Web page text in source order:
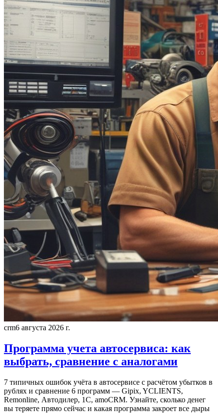
crm6 августа 2026 г.
Программа учета автосервиса: как
выбрать, сравнение с аналогами
7 типичных ошибок учёта в автосервисе с расчётом убытков в
рублях и сравнение 6 программ — Gipix, YCLIENTS,
Remonline, Автодилер, 1С, amoCRM. Узнайте, сколько денег
вы теряете прямо сейчас и какая программа закроет все дыры